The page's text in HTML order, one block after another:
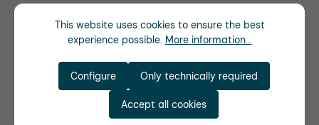
This website uses cookies to ensure the best
experience possible. More information...
Only technically required
Configure
Accept all cookies